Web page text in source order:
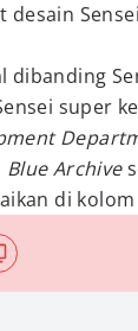
desain
super
Blue Archive
di